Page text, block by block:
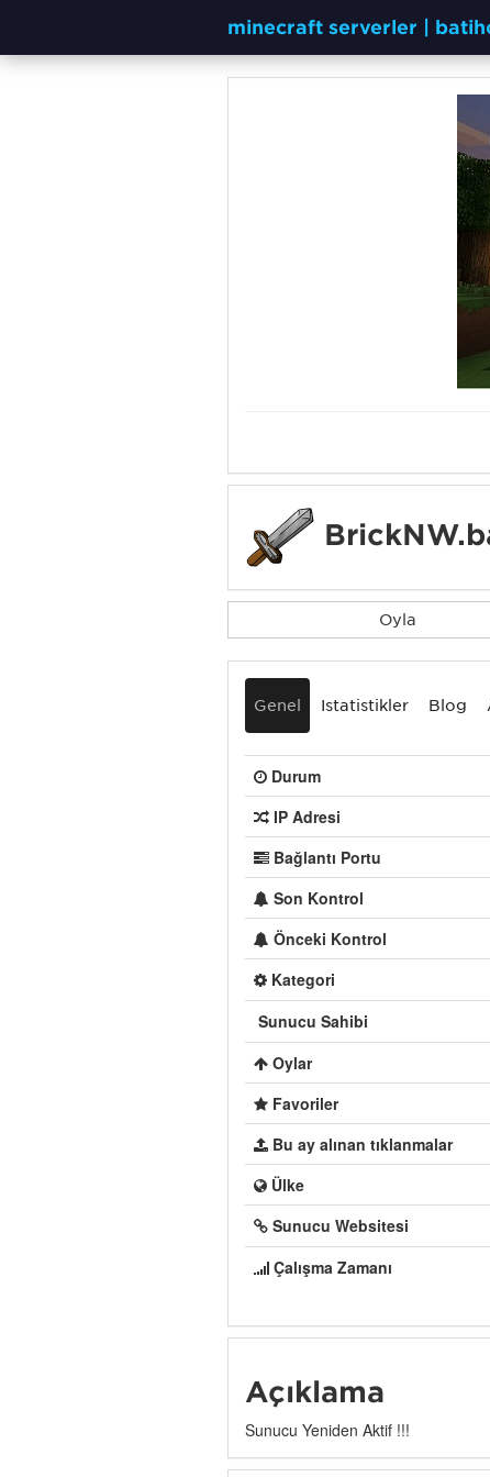
minecraft serverler |
Oyla
Genel İstatistikler Blog
Durum
IP Adresi
Bağlantı Portu
Son Kontrol
Önceki Kontrol
Kategori
Sunucu Sahibi
Oylar
Favoriler
Bu ay alınan tıklanmalar
Ülke
Sunucu Websitesi
Çalışma Zamanı
Açıklama
Sunucu Yeniden Aktif !!!